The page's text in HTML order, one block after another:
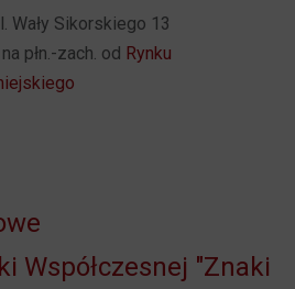
Wały Sikorskiego 13
płn.-zach. od Rynku
Współczesnej "Znaki